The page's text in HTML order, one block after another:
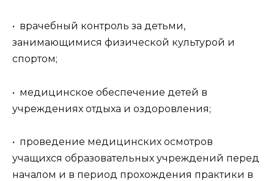
• врачебный контроль за детьми,
занимающимися физической культурой и
спортом;
• медицинское обеспечение детей в
учреждениях отдыха и оздоровления;
• проведение медицинских осмотров
учащихся образовательных учреждений перед
началом и в период прохождения практики в